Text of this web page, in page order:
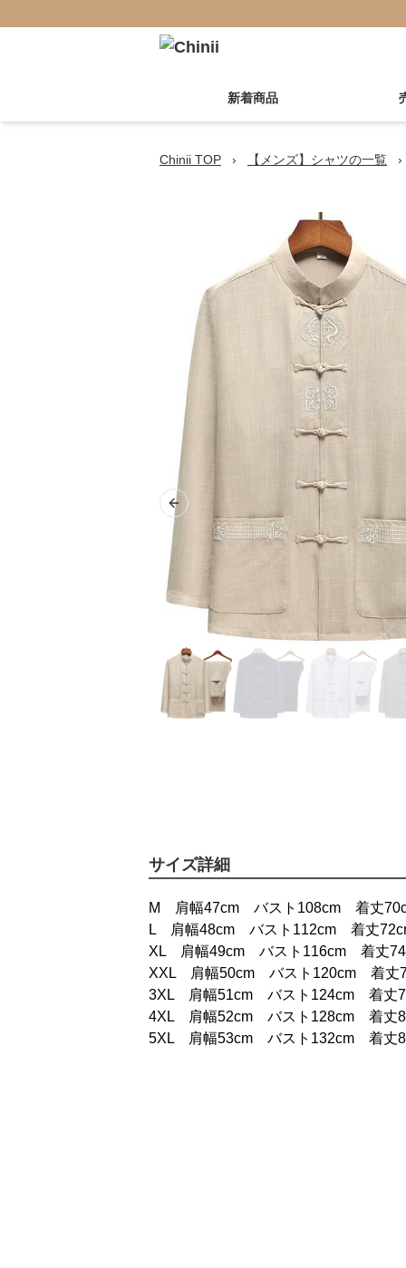
新着商品
Chinii TOP › 【メンズ】シャツの一覧 ›
Previous slide
サイズ詳細
M 肩幅47cm バスト108cm 着丈
L 肩幅48cm バスト112cm 着丈
XL 肩幅49cm バスト116cm 着丈
XXL 肩幅50cm バスト120cm 着丈
3XL 肩幅51cm バスト124cm 着丈
4XL 肩幅52cm バスト128cm 着丈
5XL 肩幅53cm バスト132cm 着丈